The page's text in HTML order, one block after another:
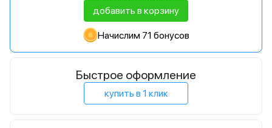
добавить в корзину
Начислим 71 бонусов
Быстрое оформление
купить в 1 клик